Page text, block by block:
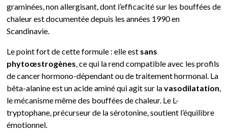
graminées, non allergisant, dont l’efficacité sur les bouffées de
chaleur est documentée depuis les années 1990 en
Scandinavie.
Le point fort de cette formule : elle est sans
phytoœstrogènes , ce qui la rend compatible avec les profils
de cancer hormono-dépendant ou de traitement hormonal. La
bêta-alanine est un acide aminé qui agit sur lavasodilatation
le mécanisme même des bouffées de chaleur. Le L-
tryptophane, précurseur de la sérotonine, soutient l’équilibre
émotionnel.